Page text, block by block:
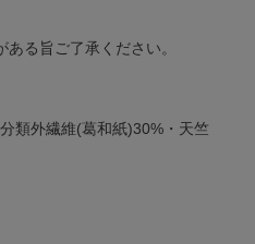
る旨ご了承ください。
類外繊維(葛和紙)30%・天竺